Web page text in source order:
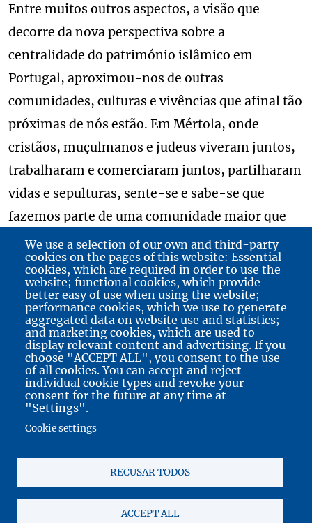
Entre muitos outros aspectos, a visão que
decorre da nova perspectiva sobre a
centralidade do património islâmico em
Portugal, aproximou-nos de outras
comunidades, culturas e vivências que afinal tão
próximas de nós estão. Em Mértola, onde
cristãos, muçulmanos e judeus viveram juntos,
trabalharam e comerciaram juntos, partilharam
vidas e sepulturas, sente-se e sabe-se que
fazemos parte de uma comunidade maior que
comunga dos mesmos valores.
Image
We use a selection of our own and third-party
cookies on the pages of this website: Essential
cookies, which are required in order to use the
website; functional cookies, which provide
better easy of use when using the website;
performance cookies, which we use to generate
aggregated data on website use and statistics;
and marketing cookies, which are used to
display relevant content and advertising. If you
choose "ACCEPT ALL", you consent to the use
of all cookies. You can accept and reject
individual cookie types and revoke your
consent for the future at any time at
"Settings".
Cookie settings
RECUSAR TODOS
ACCEPT ALL
Main navigation
Cláudio Torres Curriculum Vitæ
Publicações
Filmes & Entrevistas